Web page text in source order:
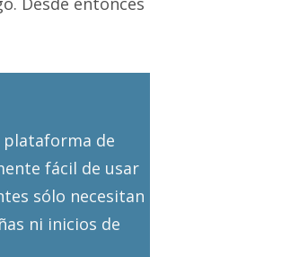
plataforma de
fácil de usar
sólo necesitan
ni inicios de